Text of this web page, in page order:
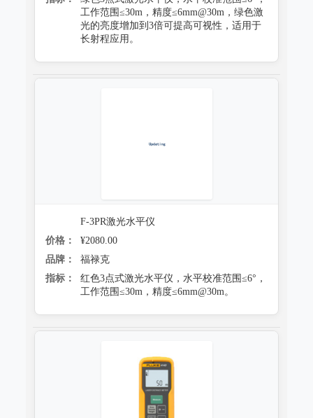
工作范围≤30m，精度≤6mm@30m，绿色激
光的亮度增加到3倍可提高可视性，适用于
长射程应用。
F-3PR激光水平仪
价格：
¥2080.00
品牌：
福禄克
指标：
红色3点式激光水平仪，水平校准范围≤6°，
工作范围≤30m，精度≤6mm@30m。